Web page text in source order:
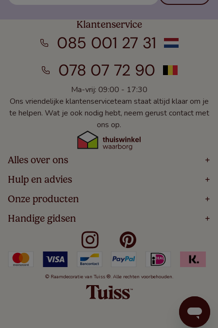
Klantenservice
085 001 27 31
078 07 72 90
Ma-vrij: 09:00 - 17:30
Ons vriendelijke klantenserviceteam staat altijd klaar om je
te helpen. Wat je ook nodig hebt, neem gerust contact met
ons op.
Alles over ons +
Home
Over
Bestellen
Winacties
Veelgestelde Vragen
Hulp en advies +
Volg Je Bestelling
Levering
5 Jaar Garantie
Algemene Voorwaarden
Kindveiligheid
Cookies
Herroepingsrecht
Onze producten +
Houten Jaloezieën
Rolgordijnen
Verticale Jaloezieën
Duo Rolgordijnen
Duo Plisségordijnen
Handige gidsen +
Meten Voor Raamdecoratie
Badkamer Raamdecoratie
Slaapkamer Raamdecoratie
Keuken Raamdecoratie
De Jaloezieën Gids
Jaloezieënwoordenboek
© Raamdecoratie van Tuiss ®. Alle rechten voorbehouden.